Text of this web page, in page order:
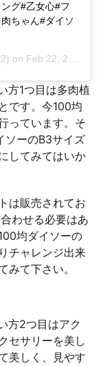
グ#乙女心#フ
ちゃん#ダイソ
on Feb 22, 2015 at 10:31pm PST
方1つ目は多肉植
です。今100均
っています。そ
ソーのB3サイズ
してみてはいか
は販売されてお
わせる必要はあ
均ダイソーの
チャレンジ出来
みて下さい。
方2つ目はアク
セサリーを美し
美しく、見やす